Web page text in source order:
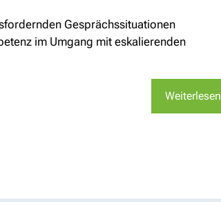
Gesprächssituationen
im Umgang mit eskalierenden
Weiterlesen